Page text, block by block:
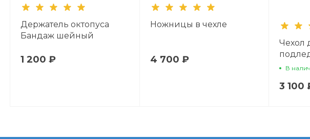
Держатель октопуса
Бандаж шейный
1 200 ₽
Ножницы в чехле
4 700 ₽
Чехол
В
3 100